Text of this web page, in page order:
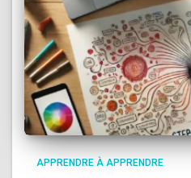
APPRENDRE À APPRENDRE